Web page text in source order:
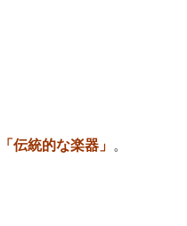
「伝統的な楽器」 。